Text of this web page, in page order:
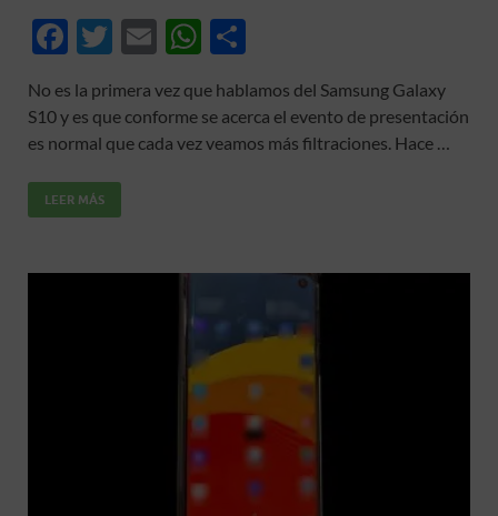
F
e
b
o
o
T
itt
er
E
ail
W
at
s
m
p
No es la primera vez que hablamos del Samsung Galaxy
S10 y es que conforme se acerca el evento de presentación
es normal que cada vez veamos más filtraciones. Hace …
LEER MÁS